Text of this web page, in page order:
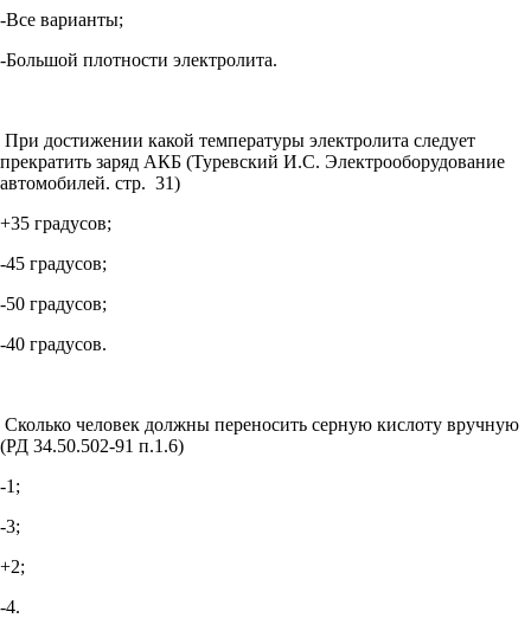
-Все варианты;
-Большой плотности электролита.
При достижении какой температуры электролита следует
прекратить заряд АКБ (Туревский И.С. Электрооборудование
автомобилей. стр. 31)
+35 градусов;
-45 градусов;
-50 градусов;
-40 градусов.
Сколько человек должны переносить серную кислоту вручную
(РД 34.50.502-91 п.1.6)
-1;
-3;
+2;
-4.